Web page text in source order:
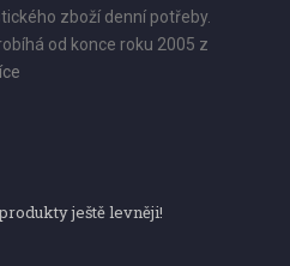
zboží denní potřeby.
od konce roku 2005 z
ještě levněji!